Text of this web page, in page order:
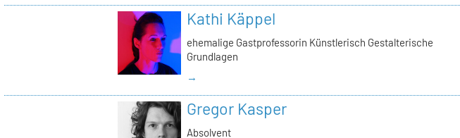
Kathi Käppel
ehemalige Gastprofessorin Künstlerisch Gestalterische
Grundlagen
→
Gregor Kasper
Absolvent